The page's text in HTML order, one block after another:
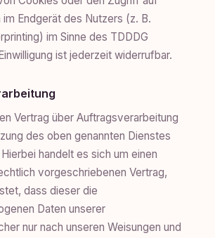
im Endgerät des Nutzers (z. B.
im Sinne des TDDDG
ist jederzeit widerrufbar.
Vertrag über Auftragsverarbeitung
des oben genannten Dienstes
handelt es sich um einen
vorgeschriebenen Vertrag,
dass dieser die
Daten unserer
nur nach unseren Weisungen und